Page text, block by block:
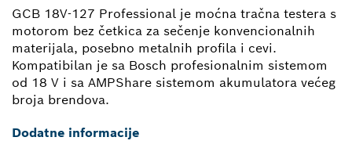
GCB 18V-127 Professional je moćna tračna testera s
motorom bez četkica za sečenje konvencionalnih
materijala, posebno metalnih profila i cevi.
Kompatibilan je sa Bosch profesionalnim sistemom
od 18 V i sa AMPShare sistemom akumulatora većeg
broja brendova.
Dodatne informacije